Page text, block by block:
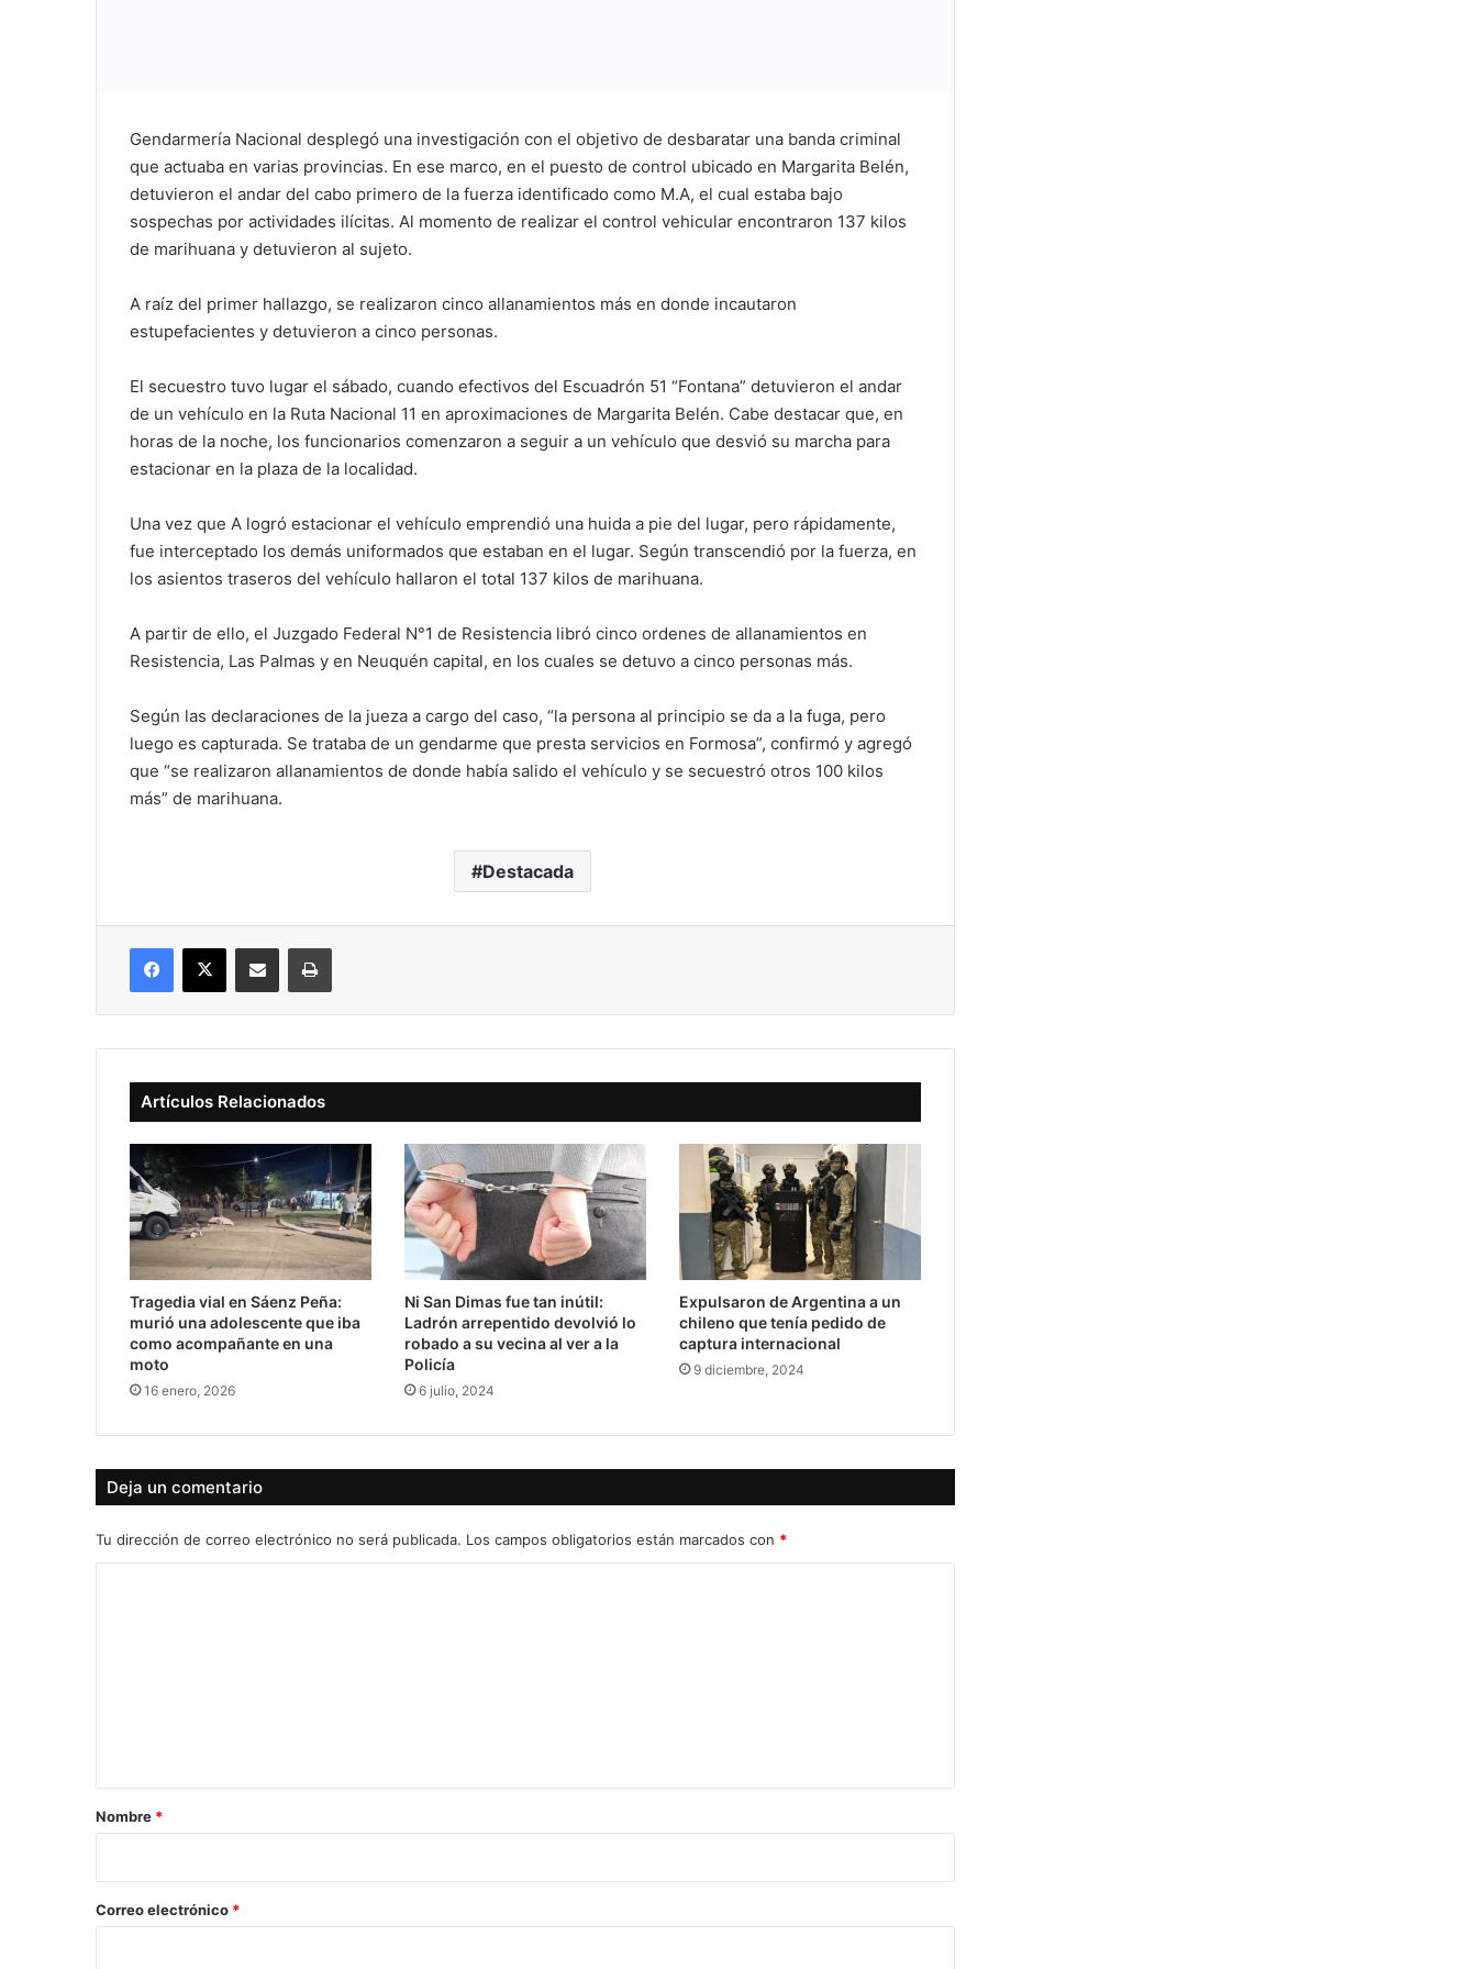
Gendarmería Nacional desplegó una investigación con el objetivo de desbaratar una banda criminal
que actuaba en varias provincias. En ese marco, en el puesto de control ubicado en Margarita Belén,
detuvieron el andar del cabo primero de la fuerza identificado como M.A, el cual estaba bajo
sospechas por actividades ilícitas. Al momento de realizar el control vehicular encontraron 137 kilos
de marihuana y detuvieron al sujeto.
A raíz del primer hallazgo, se realizaron cinco allanamientos más en donde incautaron
estupefacientes y detuvieron a cinco personas.
El secuestro tuvo lugar el sábado, cuando efectivos del Escuadrón 51 “Fontana” detuvieron el andar
de un vehículo en la Ruta Nacional 11 en aproximaciones de Margarita Belén. Cabe destacar que, en
horas de la noche, los funcionarios comenzaron a seguir a un vehículo que desvió su marcha para
estacionar en la plaza de la localidad.
Una vez que A logró estacionar el vehículo emprendió una huida a pie del lugar, pero rápidamente,
fue interceptado los demás uniformados que estaban en el lugar. Según transcendió por la fuerza, en
los asientos traseros del vehículo hallaron el total 137 kilos de marihuana.
A partir de ello, el Juzgado Federal N°1 de Resistencia libró cinco ordenes de allanamientos en
Resistencia, Las Palmas y en Neuquén capital, en los cuales se detuvo a cinco personas más.
Según las declaraciones de la jueza a cargo del caso, “la persona al principio se da a la fuga, pero
luego es capturada. Se trataba de un gendarme que presta servicios en Formosa”, confirmó y agregó
que “se realizaron allanamientos de donde había salido el vehículo y se secuestró otros 100 kilos
más” de marihuana.
Destacada
Facebook
X Compartir vía correo electrónicoImprimir
Artículos Relacionados
Tragedia vial en Sáenz Peña:
murió una adolescente que iba
como acompañante en una
moto
16 enero, 2026
Ni San Dimas fue tan inútil:
Ladrón arrepentido devolvió lo
robado a su vecina al ver a la
Policía
6 julio, 2024
Expulsaron de Argentina a un
chileno que tenía pedido de
captura internacional
9 diciembre, 2024
Deja un comentario
Tu dirección de correo electrónico no será publicada. Los campos obligatorios están marcados con *
r
*
Nombre *
Correo electrónico *